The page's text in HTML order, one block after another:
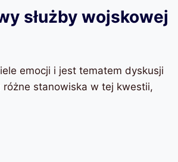
służby wojskowej
emocji i jest tematem dyskusji
różne stanowiska w tej kwestii,